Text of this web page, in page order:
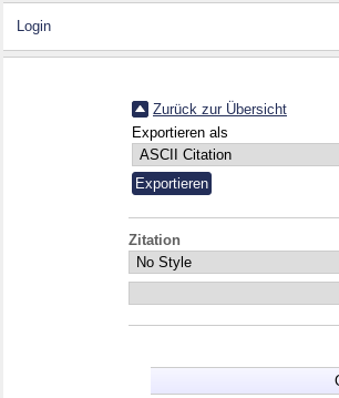
Login
Zurück zur Übersicht
Exportieren als
Zitation